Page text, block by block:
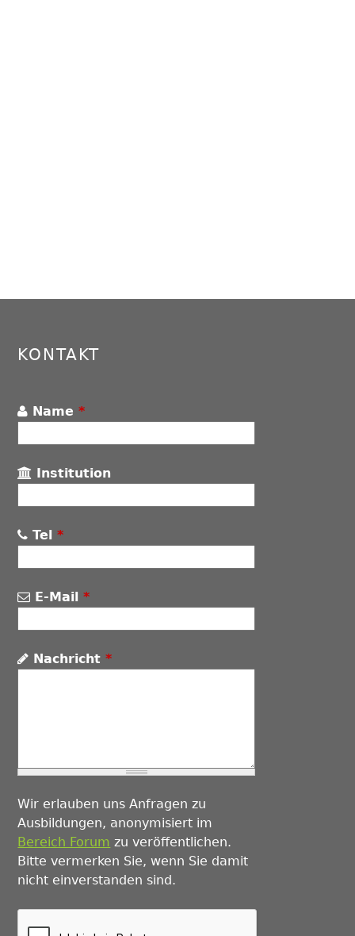
KONTAKT
Name*
Institution
Tel*
E-Mail*
Nachricht*
Wir erlauben uns Anfragen zu
Ausbildungen, anonymisiert im
Bereich Forum zu veröffentlichen.
Bitte vermerken Sie, wenn Sie damit
nicht einverstanden sind.